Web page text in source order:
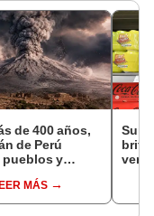
de 400 años,
de Perú
y
más fríos de la
sigue bajo
MÁS